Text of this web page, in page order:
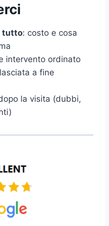
tutto: costo e cosa
intervento ordinato
a fine
la visita (dubbi,